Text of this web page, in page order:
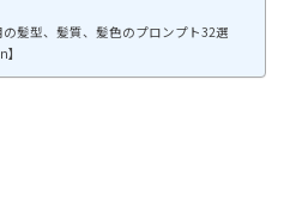
の髪型、髪質、髪色のプロンプト32選